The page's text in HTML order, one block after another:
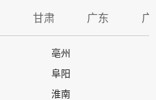
甘肃 广东 广
亳州
阜阳
淮南